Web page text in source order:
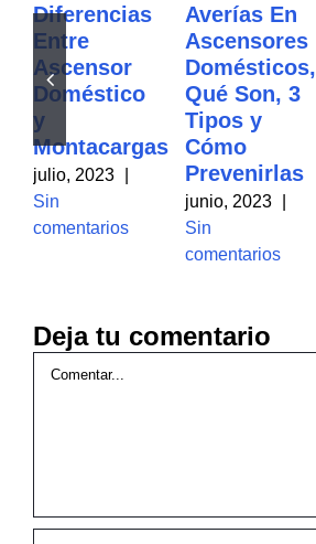
Diferencias
Entre
Ascensor
Doméstico
y
Montacargas
julio, 2023
Sin
comentarios
Averías En
Ascensores
Domésticos,
Qué Son, 3
Tipos y
Cómo
Prevenirlas
junio, 2023
Sin
comentarios
Deja tu comentario
Comentar